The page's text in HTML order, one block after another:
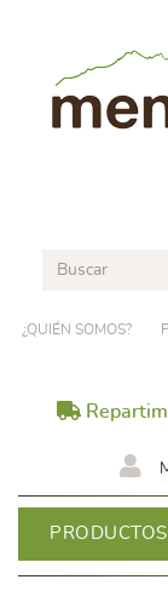
¿QUIÉN SOMOS?
PRODUCTOS